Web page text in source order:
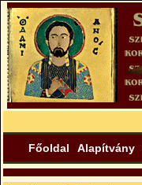
Főoldal Alapítvány